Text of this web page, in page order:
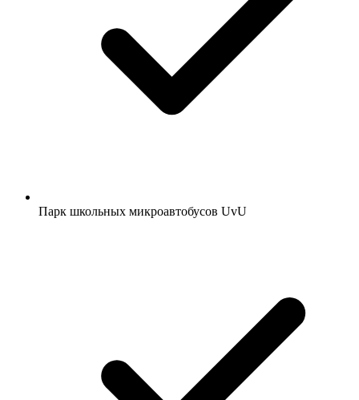
Парк школьных микроавтобусов UvU